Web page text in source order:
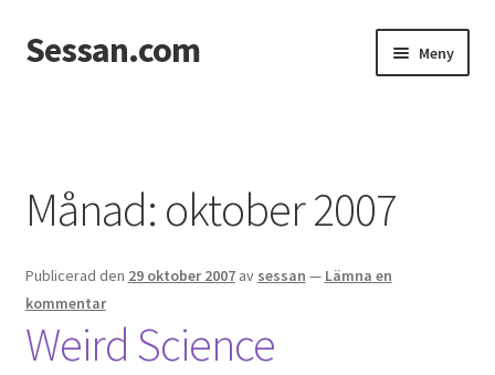
Hoppa
till
Hoppa
till
Sessan.com Meny
Integritetspolicy
Jessicas & Marcus bröllop
Ett helt fantastiskt bröllop!
Månad: oktober 2007
Publicerad den 29 oktober 2007 av sessan — Lämna en
kommentar
Weird Science